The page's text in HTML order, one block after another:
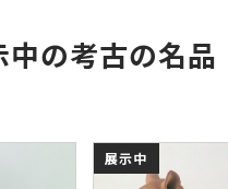
中の考古の名品
展示中